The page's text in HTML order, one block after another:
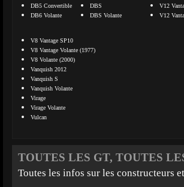
DB5 Convertible
DB6 Volante
DBS
DBS Volante
V12
V12
V8 Vantage SP10
V8 Vantage Volante (1977)
V8 Volante (2000)
Vanquish 2012
Vanquish S
Vanquish Volante
Virage
Virage Volante
Vulcan
TOUTES LES GT, TOUTES
Toutes les infos sur les constructeurs